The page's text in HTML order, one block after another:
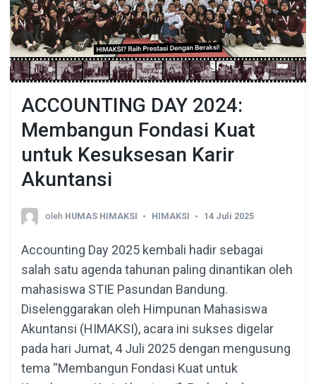
ACCOUNTING DAY 2024:
Membangun Fondasi Kuat
untuk Kesuksesan Karir
Akuntansi
oleh HUMAS HIMAKSI HIMAKSI 14 Juli 2025
Accounting Day 2025 kembali hadir sebagai
salah satu agenda tahunan paling dinantikan oleh
mahasiswa STIE Pasundan Bandung.
Diselenggarakan oleh Himpunan Mahasiswa
Akuntansi (HIMAKSI), acara ini sukses digelar
pada hari Jumat, 4 Juli 2025 dengan mengusung
tema “Membangun Fondasi Kuat untuk